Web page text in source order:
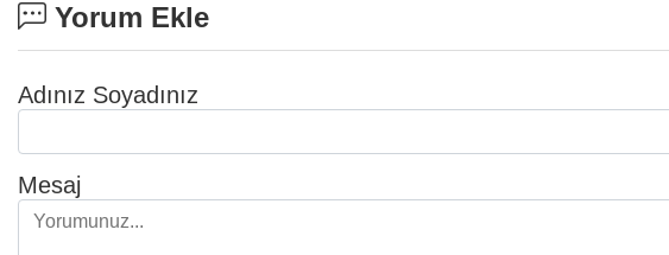
Yorum Ekle
Adınız Soyadınız
Mesaj